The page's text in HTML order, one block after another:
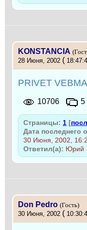
KONSTANCIA
28 Июня, 2002 (
PRIVET
10706 5
Страницы: 1 [
Дата последнего
30 Июня, 2002,
Ответил(а): Юрий
Don Pedro (Гость)
30 Июня, 2002 (